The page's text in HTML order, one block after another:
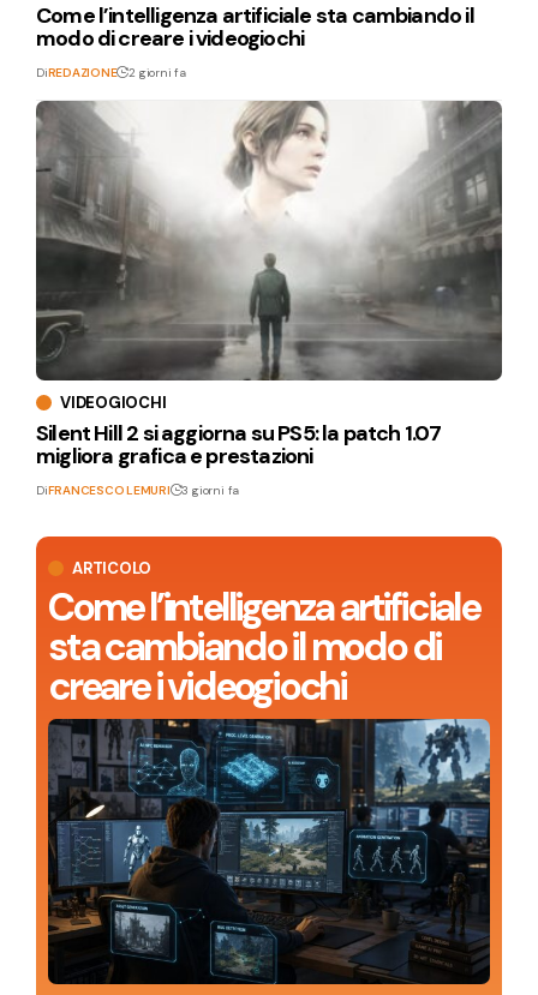
ARTICOLO
Come l’intelligenza artificiale
sta cambiando il modo di
creare i videogiochi
Come l’intelligenza artificiale sta cambiando il
modo di creare i videogiochi
DiREDAZIONE 2 giorni fa
VIDEOGIOCHI
Silent Hill 2 si aggiorna su PS5: la patch 1.07
migliora grafica e prestazioni
DiFRANCESCO LEMURI 3 giorni fa